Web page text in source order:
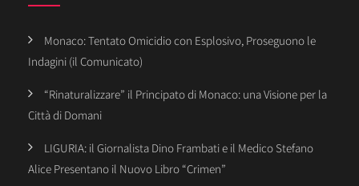
Monaco: Tentato Omicidio con Esplosivo, Proseguono le
Indagini (il Comunicato)
“Rinaturalizzare” il Principato di Monaco: una Visione per la
Città di Domani
LIGURIA: il Giornalista Dino Frambati e il Medico Stefano
Alice Presentano il Nuovo Libro “Crimen”